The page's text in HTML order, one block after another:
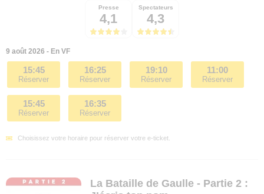
Presse
4,1
Spectateurs
4,3
9 août 2026 - En VF
15:45
Réserver
16:25
Réserver
19:10
Réserver
11:00
Réserver
15:45
Réserver
16:35
Réserver
Choisissez votre horaire pour réserver votre e-ticket.
La Bataille de Gaulle - Partie 2 :